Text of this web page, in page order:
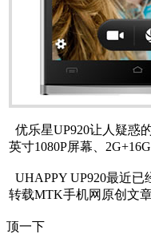
优乐星UP920让人疑惑
英寸1080P屏幕、
UHAPPY UP920最近已
转载MTK手机网原创文
顶一下